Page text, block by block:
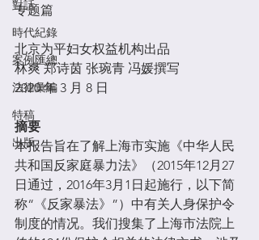
對話
時代紀錄
案例匯總
法律彙編
特稿
出版
专题篇
北京为平妇女权益机构出品
林爽 郑诗茵 张琬青 冯媛撰写
2020 年 3 月 8 日
摘要
本报告旨在了解上海市实施《中华人民
共和国反家庭暴力法》（2015年12月27
日通过，2016年3月1日起施行，以下简
称“《反家暴法》”）中有关人身保护令
制度的情况。我们搜集了上海市法院上